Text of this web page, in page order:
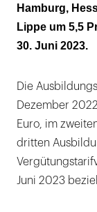
Hamburg,
Lippe um 5,5
30. Juni 2023.
Die
Dezember
Euro, im
dritten
Juni 2023